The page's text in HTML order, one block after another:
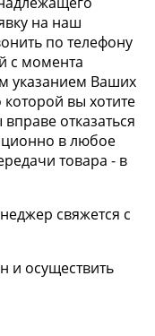
на наш
по телефону
с момента
указанием Ваших
вы хотите
отказаться
в любое
товара - в
свяжется с
и осуществить